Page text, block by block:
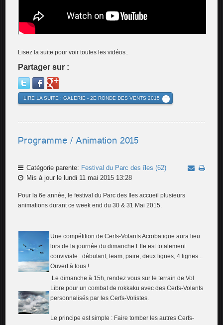
Lisez la suite pour voir toutes les vidéos..
Partager sur :
LIRE LA SUITE : GALERIE - 2E RONDE DES VENTS 2015
Programme / Animation 2015
Catégorie parente: Festival du Parc des îles (62)
Mis à jour le lundi 11 mai 2015 13:28
Pour la 6e année, le festival du Parc des Iles accueil plusieurs
animations durant ce week end du 30 & 31 Mai 2015.
Une compétition de Cerfs-Volants Acrobatique aura lieu
lors de la journée du dimanche.Elle est totalement
conviviale : débutant, team, paire, deux lignes, 4 lignes...
Ouvert à tous !
Le dimanche à 15h, rendez vous sur le terrain de Vol
Libre pour un combat de rokkaku avec des Cerfs-Volants
personnalisés par les Cerfs-Volistes.
Le principe est simple : Faire tomber les autres Cerfs-